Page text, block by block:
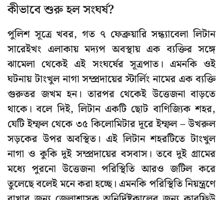
কীভাবে শুরু হল সংঘর্ষ?
পুলিশ সূত্রে খবর, গত ৭ ফেব্রুয়ারি সন্ধ্যাবেলা লিটান
সারেইখং এলাকায় মদ্যপ অবস্থায় এক ব্যক্তির সঙ্গে
ঝামেলা থেকেই এই সংঘর্ষের সূত্রপাত। এমনকি ওই
ঘটনায় টাংখুল নাগা সম্প্রদায়ের স্টার্লিং নামের এক ব্যক্তি
গুরুতর জখম হন। তারপর থেকেই উত্তেজনা বাড়তে
থাকে। বলে দিই, লিটান একটি ছোট বাণিজ্যিক শহর,
যেটি ইম্ফল থেকে ৩৫ কিলোমিটার দূরে ইম্ফল – উখরুল
সড়কের উপর অবস্থিত। এই লিটান শহরটিতে টাংখুল
নাগা ও কুকি দুই সম্প্রদায়ের বসবাস। তবে দুই গ্রামের
মধ্যে পুরনো উত্তেজনা পরিস্থিতি আরও জটিল করে
তুলেছে বলেই মনে করা হচ্ছে। এমনকি পরিস্থিতি নিয়ন্ত্রণে